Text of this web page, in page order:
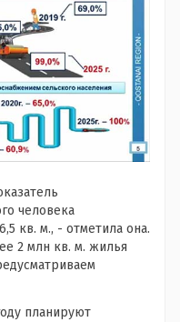
человека
кв. м., - отметила она.
2 млн кв. м. жилья
планируют